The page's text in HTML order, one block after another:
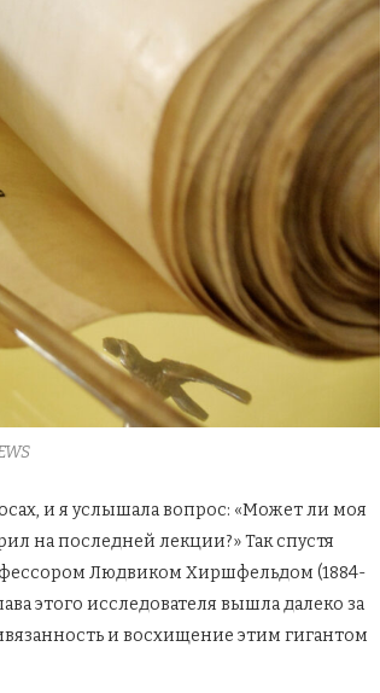
и я услышала вопрос: «Может ли моя
на последней лекции?» Так спустя
Людвиком Хиршфельдом (1884-
этого исследователя вышла далеко за
и восхищение этим гигантом